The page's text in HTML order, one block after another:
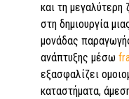
και τη μεγαλύτερη
στη δημιουργία
μονάδας
ανάπτυξης μέσω
εξασφαλίζει
καταστήματα,